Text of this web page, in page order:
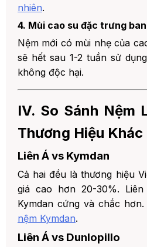
nhiên.
4. Mùi cao su đặc trưng
Nệm mới có mùi nhẹ của
sẽ hết sau 1-2 tuần sử
không độc hại.
IV. So Sánh Nệm
Thương Hiệu Khác
Liên Á vs Kymdan
Cả hai đều là thương hiệu
giá cao hơn 20-30%.
Kymdan cứng và chắc
nệm Kymdan.
Liên Á vs Dunlopillo